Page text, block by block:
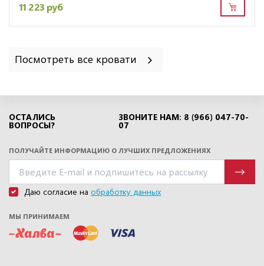
11 223 руб
Посмотреть все кровати
ОСТАЛИСЬ
ВОПРОСЫ?
ЗВОНИТЕ НАМ: 8 (966) 047-70-
07
ПОЛУЧАЙТЕ ИНФОРМАЦИЮ О ЛУЧШИХ ПРЕДЛОЖЕНИЯХ
Даю согласие на обработку данных
МЫ ПРИНИМАЕМ